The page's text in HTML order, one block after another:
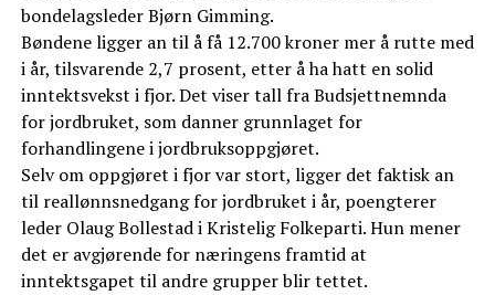
bondelagsleder Bjørn Gimming.
Bøndene ligger an til å få 12.700 kroner mer å rutte med
i år, tilsvarende 2,7 prosent, etter å ha hatt en solid
inntektsvekst i fjor. Det viser tall fra Budsjettnemnda
for jordbruket, som danner grunnlaget for
forhandlingene i jordbruksoppgjøret.
Selv om oppgjøret i fjor var stort, ligger det faktisk an
til reallønnsnedgang for jordbruket i år, poengterer
leder Olaug Bollestad i Kristelig Folkeparti. Hun mener
det er avgjørende for næringens framtid at
inntektsgapet til andre grupper blir tettet.